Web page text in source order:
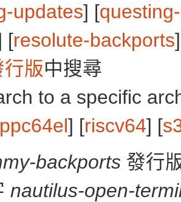
updates] [
[resolute-backports
版中搜尋
to a specific
ppc64el] [riscv64] [
backports 發行
nautilus-open-